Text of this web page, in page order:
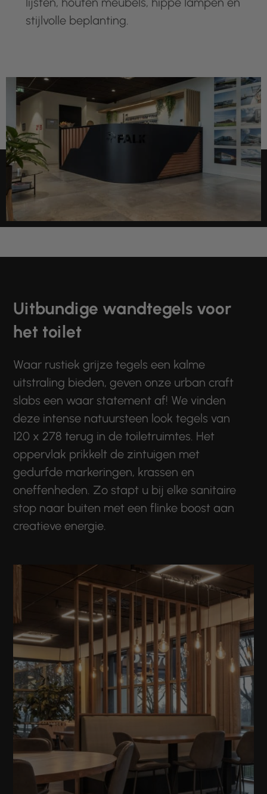
stijlvolle beplanting.
Uitbundige wandtegels voor
het toilet
Waar rustiek grijze tegels een kalme
uitstraling bieden, geven onze urban craft
slabs een waar statement af! We vinden
deze intense natuursteen look tegels van
120 x 278 terug in de toiletruimtes. Het
oppervlak prikkelt de zintuigen met
gedurfde markeringen, krassen en
oneffenheden. Zo stapt u bij elke sanitaire
stop naar buiten met een flinke boost aan
creatieve energie.